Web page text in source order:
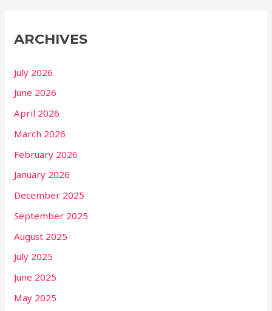
ARCHIVES
July 2026
June 2026
April 2026
March 2026
February 2026
January 2026
December 2025
September 2025
August 2025
July 2025
June 2025
May 2025